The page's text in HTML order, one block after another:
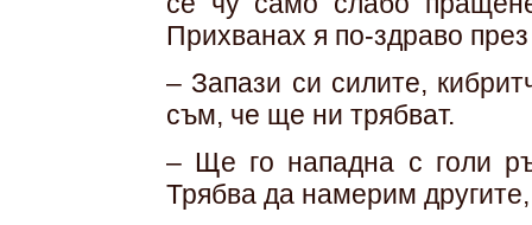
Прихванах я по-здраво
– Запази си силите,
съм, че ще ни трябват.
– Ще го нападна с голи
Трябва да намерим